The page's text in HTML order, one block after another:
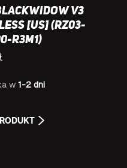
V3
[US] (RZ03-
R3M1)
w 1-2 dni